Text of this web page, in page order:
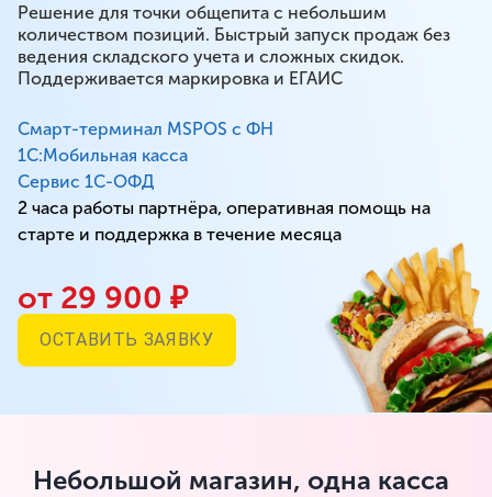
Решение для точки общепита с небольшим
количеством позиций. Быстрый запуск продаж без
ведения складского учета и сложных скидок.
Поддерживается маркировка и ЕГАИС
Смарт-терминал MSPOS с ФН
1С:Мобильная касса
Сервис 1С-ОФД
2 часа работы партнёра, оперативная помощь на
старте и поддержка в течение месяца
от 29 900 ₽
ОСТАВИТЬ ЗАЯВКУ
Небольшой магазин, одна касса